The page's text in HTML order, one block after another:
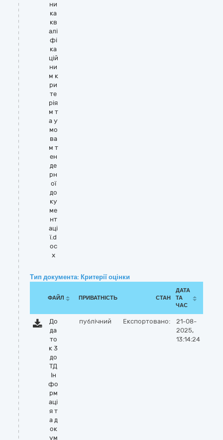
ни
ка
кв
алі
фі
ка
цій
ни
м к
ри
те
рія
м т
а у
мо
ва
м т
ен
де
рн
ої
до
ку
ме
нт
аці
ї.d
oc
x
Тип документа: Критерії оцінки
ФАЙЛ ПРИВАТНІСТЬ СТАН
ДАТА
ТА
ЧАС
До
да
то
к 3
до
ТД
Ін
фо
рм
аці
я т
а д
ок
ум
публічний Експортовано:
21-08-
2025,
13:14:24